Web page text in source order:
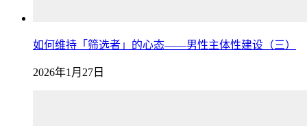
如何维持「筛选者」的心态——男性主体性建设（三）
2026年1月27日